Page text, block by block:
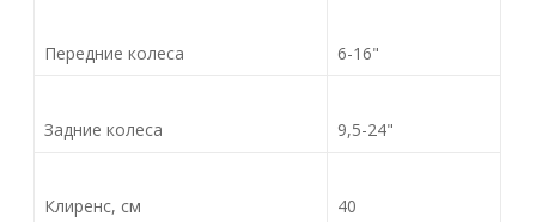
Передние колеса 6-16"
Задние колеса 9,5-24"
Клиренс, см 40